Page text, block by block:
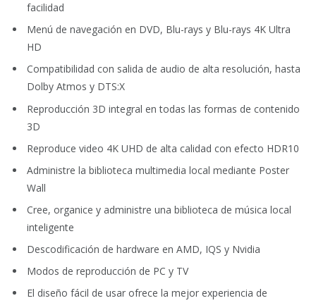
facilidad
Menú de navegación en DVD, Blu-rays y Blu-rays 4K Ultra
HD
Compatibilidad con salida de audio de alta resolución, hasta
Dolby Atmos y DTS:X
Reproducción 3D integral en todas las formas de contenido
3D
Reproduce video 4K UHD de alta calidad con efecto HDR10
Administre la biblioteca multimedia local mediante Poster
Wall
Cree, organice y administre una biblioteca de música local
inteligente
Descodificación de hardware en AMD, IQS y Nvidia
Modos de reproducción de PC y TV
El diseño fácil de usar ofrece la mejor experiencia de